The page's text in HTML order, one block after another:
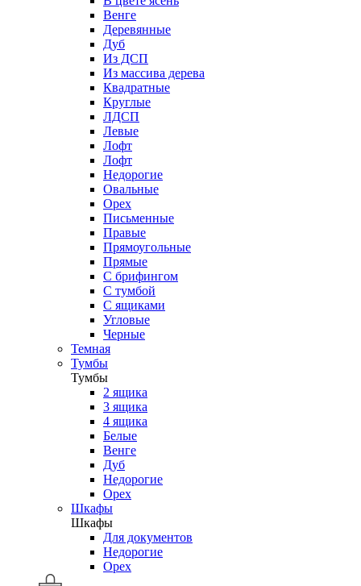
Венге
Деревянные
Дуб
Из ДСП
Из массива дерева
Квадратные
Круглые
ЛДСП
Левые
Лофт
Лофт
Недорогие
Овальные
Орех
Письменные
Правые
Прямоугольные
Прямые
С брифингом
С тумбой
С ящиками
Угловые
Черные
Темная
Тумбы
Тумбы
2 ящика
3 ящика
4 ящика
Белые
Венге
Дуб
Недорогие
Орех
Шкафы
Шкафы
Для документов
Недорогие
Орех